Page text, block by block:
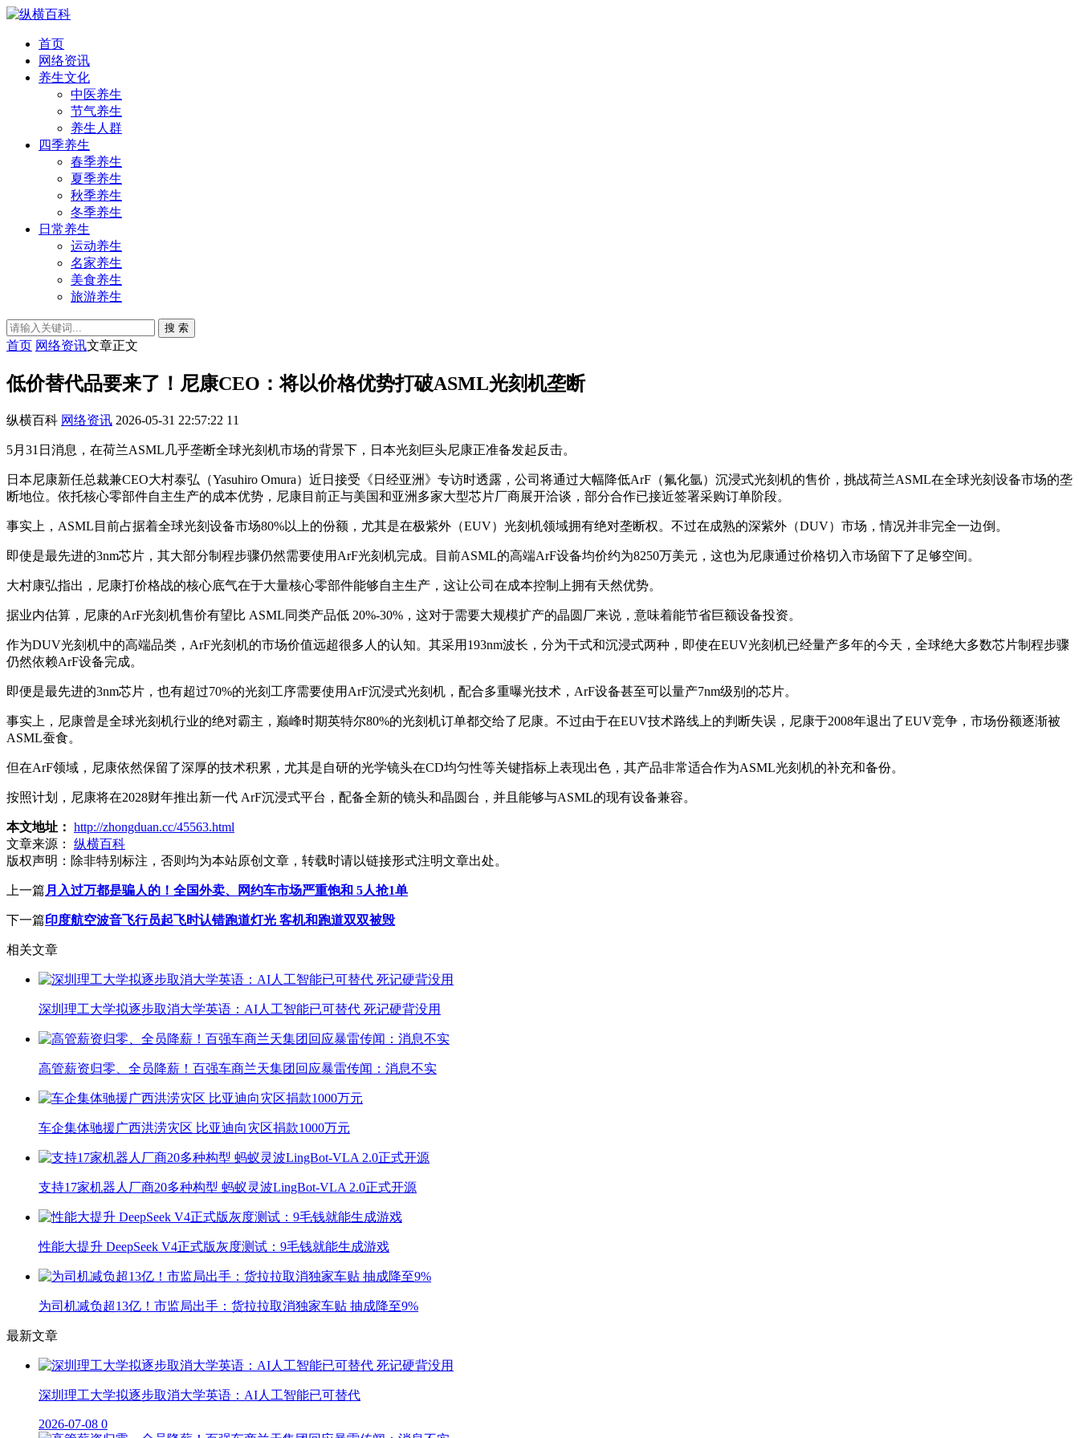
首页
网络资讯
养生文化
中医养生
节气养生
养生人群
四季养生
春季养生
夏季养生
秋季养生
冬季养生
日常养生
运动养生
名家养生
美食养生
旅游养生
搜 索
首页 网络资讯文章正文
低价替代品要来了！尼康CEO：将以价格优势打破ASML光刻机垄断
纵横百科 网络资讯 2026-05-31 22:57:22 11
5月31日消息，在荷兰ASML几乎垄断全球光刻机市场的背景下，日本光刻巨头尼康正准备发起反击。
日本尼康新任总裁兼CEO大村泰弘（Yasuhiro Omura）近日接受《日经亚洲》专访时透露，公司将通过大幅降低ArF（氟化氩）沉浸式光刻机的售价，挑战荷兰ASML在全球光刻设备市场的垄
断地位。依托核心零部件自主生产的成本优势，尼康目前正与美国和亚洲多家大型芯片厂商展开洽谈，部分合作已接近签署采购订单阶段。
事实上，ASML目前占据着全球光刻设备市场80%以上的份额，尤其是在极紫外（EUV）光刻机领域拥有绝对垄断权。不过在成熟的深紫外（DUV）市场，情况并非完全一边倒。
即使是最先进的3nm芯片，其大部分制程步骤仍然需要使用ArF光刻机完成。目前ASML的高端ArF设备均价约为8250万美元，这也为尼康通过价格切入市场留下了足够空间。
大村康弘指出，尼康打价格战的核心底气在于大量核心零部件能够自主生产，这让公司在成本控制上拥有天然优势。
据业内估算，尼康的ArF光刻机售价有望比 ASML同类产品低 20%-30%，这对于需要大规模扩产的晶圆厂来说，意味着能节省巨额设备投资。
作为DUV光刻机中的高端品类，ArF光刻机的市场价值远超很多人的认知。其采用193nm波长，分为干式和沉浸式两种，即使在EUV光刻机已经量产多年的今天，全球绝大多数芯片制程步骤
仍然依赖ArF设备完成。
即便是最先进的3nm芯片，也有超过70%的光刻工序需要使用ArF沉浸式光刻机，配合多重曝光技术，ArF设备甚至可以量产7nm级别的芯片。
事实上，尼康曾是全球光刻机行业的绝对霸主，巅峰时期英特尔80%的光刻机订单都交给了尼康。不过由于在EUV技术路线上的判断失误，尼康于2008年退出了EUV竞争，市场份额逐渐被
ASML蚕食。
但在ArF领域，尼康依然保留了深厚的技术积累，尤其是自研的光学镜头在CD均匀性等关键指标上表现出色，其产品非常适合作为ASML光刻机的补充和备份。
按照计划，尼康将在2028财年推出新一代 ArF沉浸式平台，配备全新的镜头和晶圆台，并且能够与ASML的现有设备兼容。
本文地址： http://zhongduan.cc/45563.html
文章来源：
纵横百科
版权声明： 除非特别标注，否则均为本站原创文章，转载时请以链接形式注明文章出处。
上一篇 月入过万都是骗人的！全国外卖、网约车市场严重饱和 5人抢1单
下一篇印度航空波音飞行员起飞时认错跑道灯光 客机和跑道双双被毁
相关文章
深圳理工大学拟逐步取消大学英语：AI人工智能已可替代 死记硬背没用
高管薪资归零、全员降薪！百强车商兰天集团回应暴雷传闻：消息不实
车企集体驰援广西洪涝灾区 比亚迪向灾区捐款1000万元
支持17家机器人厂商20多种构型 蚂蚁灵波LingBot-VLA 2.0正式开源
性能大提升 DeepSeek V4正式版灰度测试：9毛钱就能生成游戏
为司机减负超13亿！市监局出手：货拉拉取消独家车贴 抽成降至9%
最新文章
深圳理工大学拟逐步取消大学英语：AI人工智能已可替代
2026-07-08 0